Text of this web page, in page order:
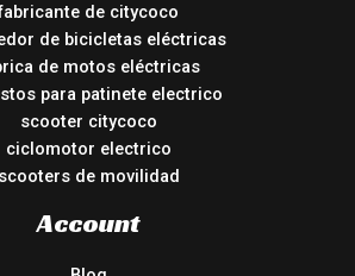
de citycoco
de bicicletas eléctricas
de motos eléctricas
para patinete electrico
scooter citycoco
ciclomotor electrico
scooters de movilidad
Account